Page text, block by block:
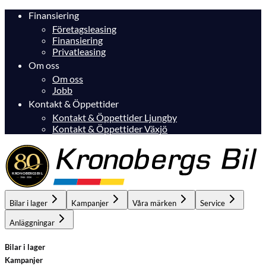
Finansiering
Företagsleasing
Finansiering
Privatleasing
Om oss
Om oss
Jobb
Kontakt & Öppettider
Kontakt & Öppettider Ljungby
Kontakt & Öppettider Växjö
Bilar i lager Kampanjer Våra märken Service
Anläggningar
Bilar i lager
Kampanjer